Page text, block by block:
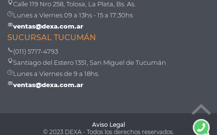
Calle 119 Nro 258, Tolosa, La Plata, Bs. As.
Lunes a Viernes 09 a 13hs - 15 a 17:30hs
ventas@dexa.com.ar
SUCURSAL TUCUMÁN
(011) 5717-4793
Santiago del Estero 1351, San Miguel de Tucumán
Lunes a Viernes de 9 a 18hs.
ventas@dexa.com.ar
Aviso Legal
© 2023 DEXA - Todos los derechos reservados.